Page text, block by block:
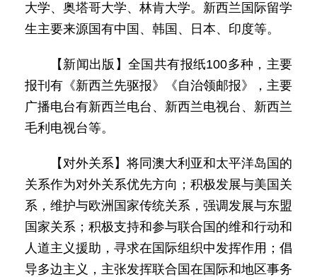
大学、奥塔哥大学、林肯大学。新西兰国际留学
生主要来源国有中国、韩国、日本、印度等。
【新闻出版】全国共有报纸100多种，主要
报刊有《新西兰先驱报》《自治领邮报》，主要
广播电台有新西兰电台、新西兰电视台、新西兰
毛利电视台等。
【对外关系】将同澳大利亚和太平洋岛国的
关系作为对外关系优先方向；积极发展与美国关
系，维护与欧洲国家传统关系，强调发展与东盟
国家关系；积极支持和参与联合国的维和行动和
人道主义援助，寻求在国际组织中发挥作用；倡
导多边主义，主张发挥联合国在国际和地区事务